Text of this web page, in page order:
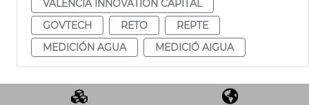
VALÈNCIA INNOVATION CAPITAL
GOVTECH
RETO
REPTE
MEDICIÓN AGUA
MEDICIÓ AIGUA